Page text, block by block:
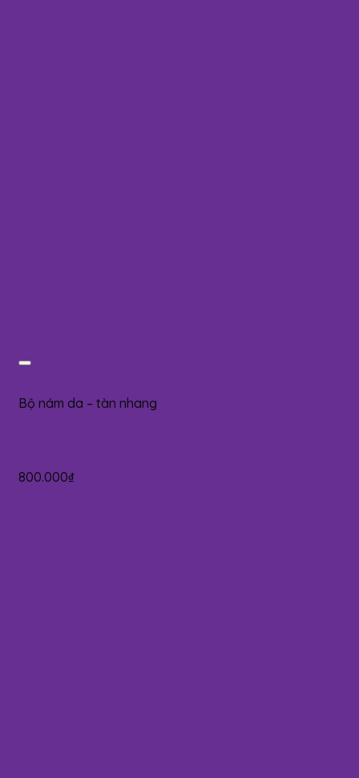
Bộ nám da – tàn nhang
800.000₫